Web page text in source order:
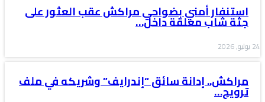
استنفار أمني بضواحي مراكش عقب العثور على
جثة شاب معلقة داخل…
24 يوليو, 2026
مراكش.. إدانة سائق “إندرايف” وشريكه في ملف
ترويج…